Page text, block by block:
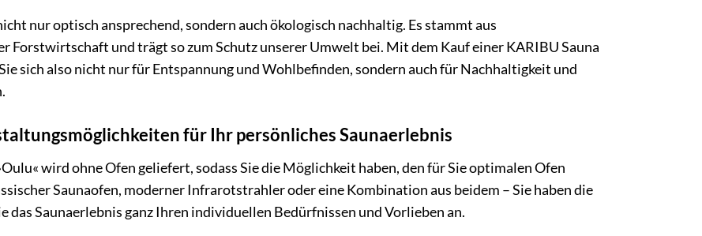
nur optisch ansprechend, sondern auch ökologisch nachhaltig. Es stammt aus
Forstwirtschaft und trägt so zum Schutz unserer Umwelt bei. Mit dem Kauf einer KARIBU Sauna
sich also nicht nur für Entspannung und Wohlbefinden, sondern auch für Nachhaltigkeit und
für Ihr persönliches Saunaerlebnis
wird ohne Ofen geliefert, sodass Sie die Möglichkeit haben, den für Sie optimalen Ofen
Saunaofen, moderner Infrarotstrahler oder eine Kombination aus beidem – Sie haben die
das Saunaerlebnis ganz Ihren individuellen Bedürfnissen und Vorlieben an.